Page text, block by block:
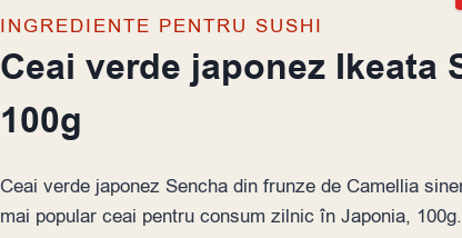
INGREDIENTE PENTRU SUSHI
Ceai verde japonez Ikeata
100g
Ceai verde japonez Sencha din frunze de Camellia
mai popular ceai pentru consum zilnic în Japonia, 100g.